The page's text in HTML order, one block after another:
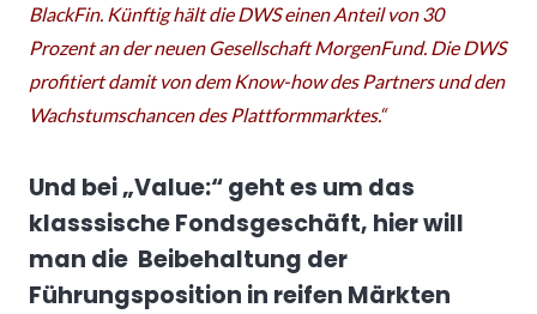
BlackFin. Künftig hält die DWS einen Anteil von 30
Prozent an der neuen Gesellschaft MorgenFund. Die DWS
profitiert damit von dem Know-how des Partners und den
Wachstumschancen des Plattformmarktes.“
Und bei „Value:“ geht es um das
klasssische Fondsgeschäft, hier will
man die Beibehaltung der
Führungsposition in reifen Märkten